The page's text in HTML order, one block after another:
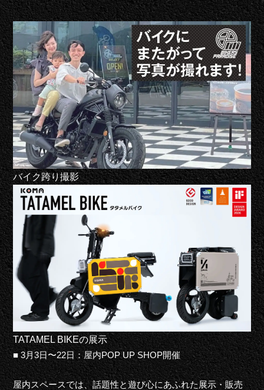
バイク跨り撮影
TATAMEL BIKEの展示
■ 3月3日〜22日：屋内POP UP SHOP開催
屋内スペースでは、話題性と遊び心にあふれた展示・販売